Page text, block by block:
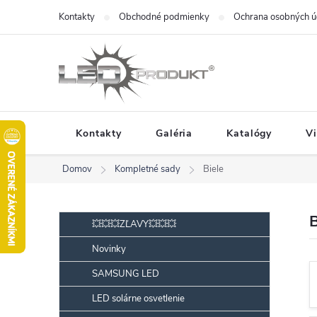
obsah
Kontakty Obchodné podmienky Ochrana osobných
Kontakty Galéria Katalógy
Domov Kompletné sady Biele
o
č
n
Preskočiť
kategórie💥💥💥ZĽAVY💥💥💥
Novinky
SAMSUNG LED
LED solárne osvetlenie